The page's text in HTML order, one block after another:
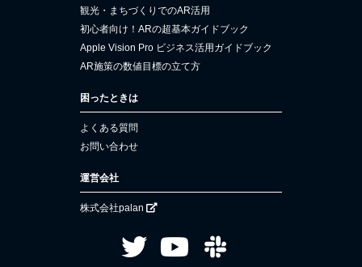
観光・まちづくりでのAR活用
初心者向け！ARの超基本ガイドブック
Apple Vision Pro ビジネス活用ガイドブック
AR施策の数値目標の立て方
困ったときは
よくある質問
お問い合わせ
運営会社
株式会社palan